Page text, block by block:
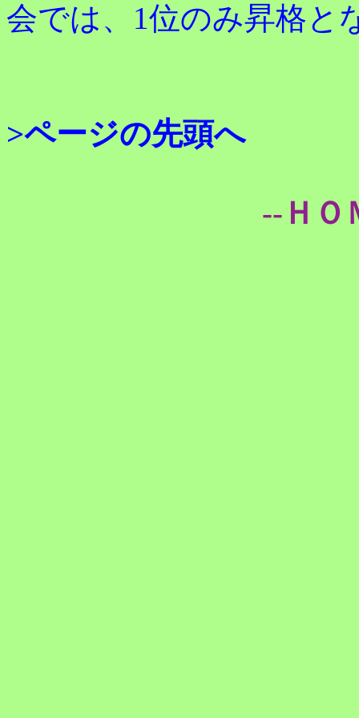
会では、1位のみ昇格と
>ページの先頭へ
--ＨＯ